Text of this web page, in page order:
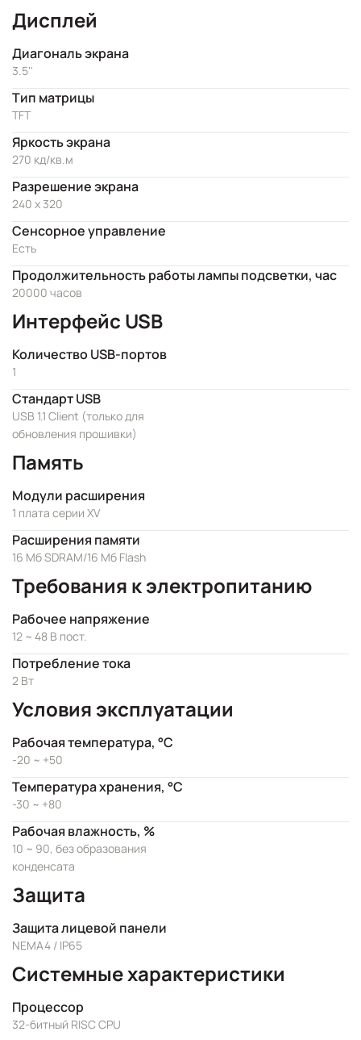
Дисплей
Диагональ экрана
3.5''
Тип матрицы
TFT
Яркость экрана
270 кд/кв.м
Разрешение экрана
240 x 320
Сенсорное управление
Есть
Продолжительность работы лампы подсветки, час
20000 часов
Интерфейс USB
Количество USB-портов
1
Стандарт USB
USB 1.1 Client (только для
обновления прошивки)
Память
Модули расширения
1 плата серии XV
Расширения памяти
16 Мб SDRAM/16 Мб Flash
Требования к электропитанию
Рабочее напряжение
12 ~ 48 В пост.
Потребление тока
2 Вт
Условия эксплуатации
Рабочая температура, °C
-20 ~ +50
Температура хранения, °C
-30 ~ +80
Рабочая влажность, %
10 ~ 90, без образования
конденсата
Защита
Защита лицевой панели
NEMA4 / IP65
Системные характеристики
Процессор
32-битный RISC CPU